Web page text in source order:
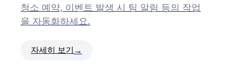
청소 예약, 이벤트 발생 시 팀 알림 등의 작업
을 자동화하세요.
자세히 보기 →